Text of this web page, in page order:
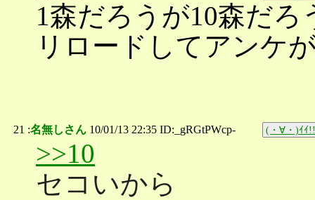
1森だろうが10森だろ
リロードしてアンケ
21 :名無しさん 10/01/13 22:35 ID:_gRGtPWcp- (・∀・)ｲｲ!!
>>10
セコいから